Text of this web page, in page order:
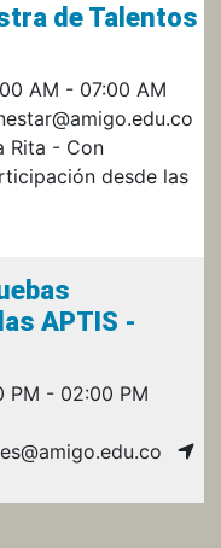
de Talentos
AM - 07:00 AM
Rita - Con
desde las
APTIS -
PM - 02:00 PM